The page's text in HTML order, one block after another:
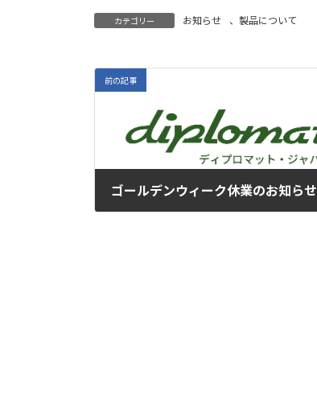
カテゴリー お知らせ 、 製品について
前の記事
ゴールデンウィーク休業のお知らせ